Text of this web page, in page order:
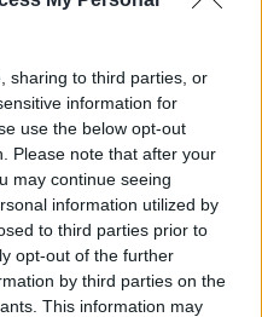
sharing to third parties, or
information for
use the below opt-out
Please note that after your
may continue seeing
information utilized by
to third parties prior to
opt-out of the further
by third parties on the
This information may